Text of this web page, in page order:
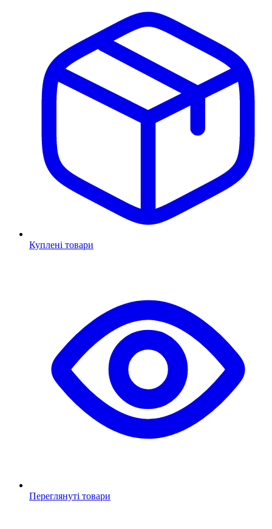
Куплені товари
Переглянуті товари